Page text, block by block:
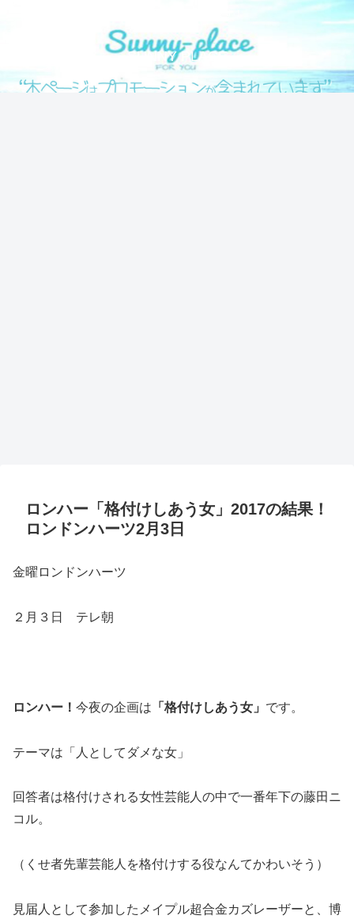
SUNNY PLACE
ロンハー「格付けしあう女」2017の結果！
ロンドンハーツ2月3日
金曜ロンドンハーツ
２月３日 テレ朝
ロンハー！ 今夜の企画は 「格付けしあう女」 です。
テーマは 「人としてダメな女」
回答者は格付けされる女性芸能人の中で一番年下の藤田ニ
コル。
（くせ者先輩芸能人を格付けする役なんてかわいそう）
見届人として参加したメイプル超合金カズレーザーと、博